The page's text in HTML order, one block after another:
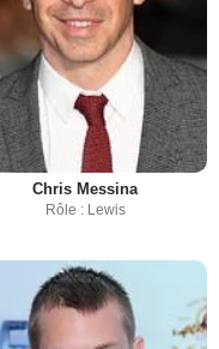
Chris Messina
Rôle : Lewis